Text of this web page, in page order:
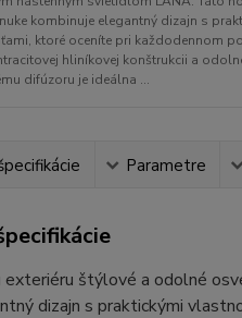
kombinuje elegantný dizajn s
ktoré oceníte pri každodennom
hliníkovej konštrukcii a
difúzoru je ideálna ...
Parametre
exteriéru štýlové a odolné
dizajn s praktickými